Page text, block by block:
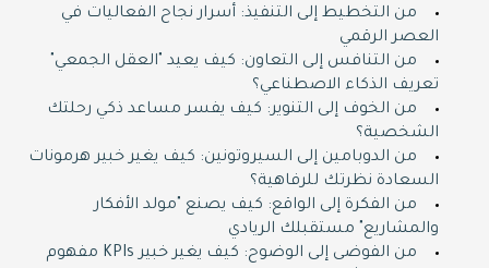
من التخطيط إلى التنفيذ: أسرار نجاح الفعاليات في
العصر الرقمي
من التنافس إلى التعاون: كيف يعيد "العقل الجمعي"
تعريف الذكاء الاصطناعي؟
من الخوف إلى التنوير: كيف يفسر مساعد ذكي رحلتك
الشخصية؟
من الدوبامين إلى السيروتونين: كيف يغير خبير هرمونات
السعادة نظرتك للرفاهية؟
من الفكرة إلى الواقع: كيف يصنع "مولد الأفكار
والمشاريع" مستقبلك الريادي
من الفوضى إلى الوضوح: كيف يغير خبير KPIs مفهوم